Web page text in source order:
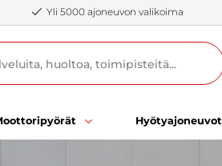
Yli 5000 ajoneuvon valikoima
Hyötyajoneuvot